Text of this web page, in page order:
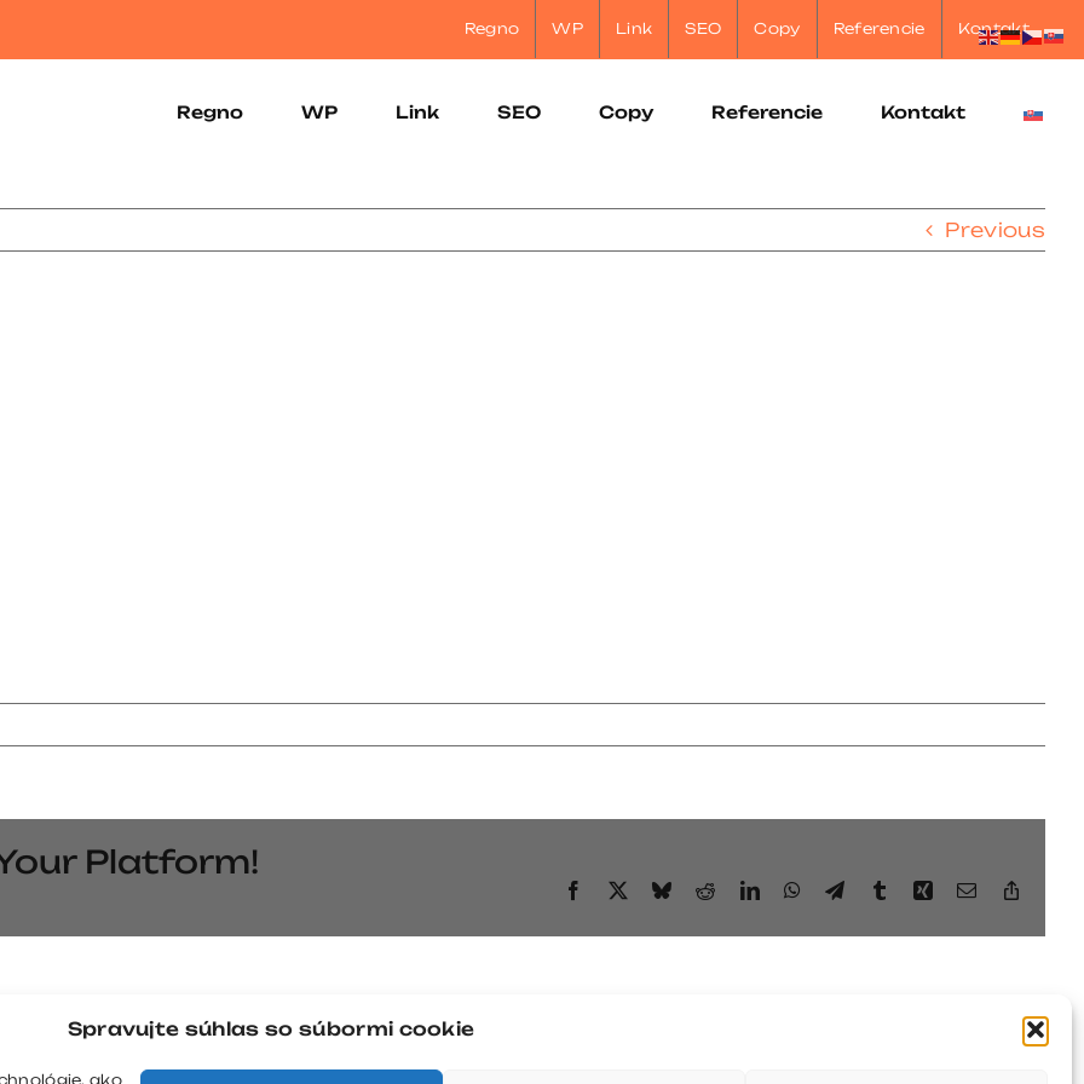
Spravujte súhlas so súbormi cookie
ako
Regno WP Link SEO Copy Referencie Kontakt
Regno WP Link SEO Copy Referencie Kontakt
Previous
Platform!
Facebook BlueskyRedditLinkedInWhatsApp
TelegramTumblrXingEmail